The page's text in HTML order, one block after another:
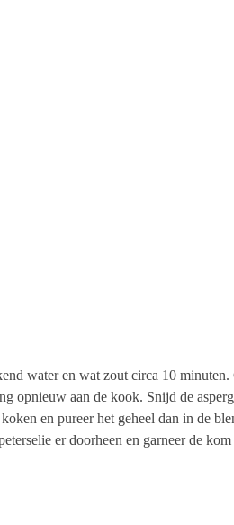
water en wat zout circa 10
opnieuw aan de kook. Snijd de
en pureer het geheel dan in de
er doorheen en garneer de kom